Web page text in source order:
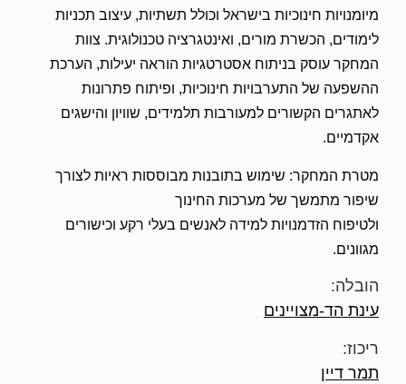
מיומנויות חינוכיות בישראל וכולל תשתיות, עיצוב תכניות
לימודים, הכשרת מורים, ואינטגרציה טכנולוגית. צוות
המחקר עוסק בניתוח אסטרטגיות הוראה יעילות, הערכת
ההשפעה של התערבויות חינוכיות, ופיתוח פתרונות
לאתגרים הקשורים למעורבות תלמידים, שוויון והישגים
אקדמיים.
מטרת המחקר: שימוש בתובנות מבוססות ראיות לצורך
שיפור מתמשך של מערכות החינוך
ולטיפוח הזדמנויות למידה לאנשים בעלי רקע וכישורים
מגוונים.
הובלה:
עינת הד-מצויינים
ריכוז:
תמר דיין